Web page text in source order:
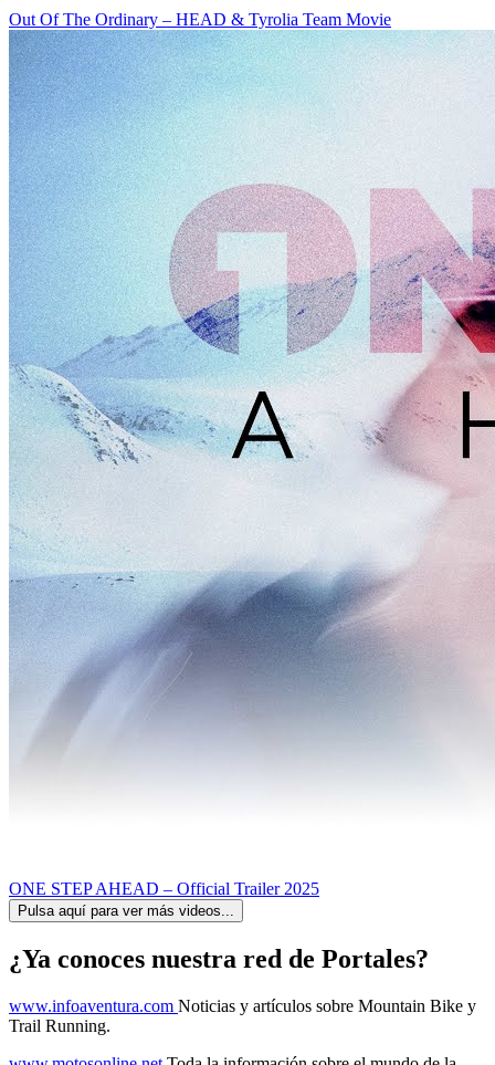
Out Of The Ordinary – HEAD & Tyrolia Team Movie
ONE STEP AHEAD – Official Trailer 2025
Pulsa aquí para ver más videos...
¿Ya conoces nuestra red de Portales?
www.infoaventura.com Noticias y artículos sobre Mountain Bike y
Trail Running.